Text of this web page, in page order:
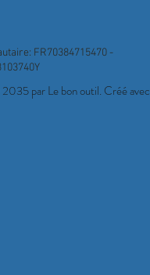
FR70384715470 -
par Le bon outil. Créé avec